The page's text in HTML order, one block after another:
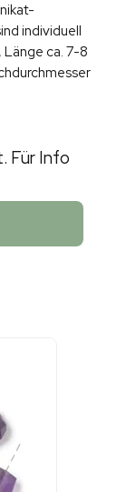
individuell
Länge ca. 7-8
Für Info